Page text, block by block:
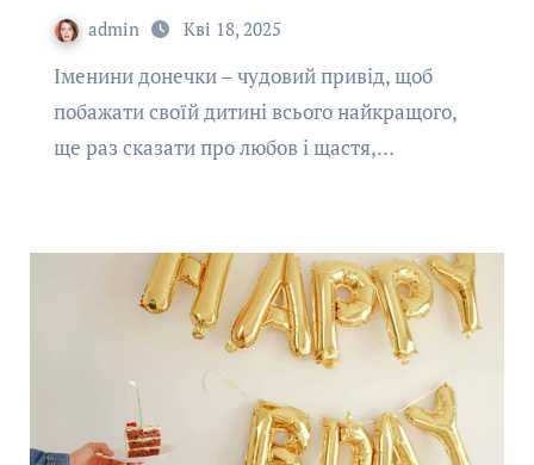
admin Кві 18, 2025
Іменини донечки – чудовий привід, щоб
побажати своїй дитині всього найкращого,
ще раз сказати про любов і щастя,…